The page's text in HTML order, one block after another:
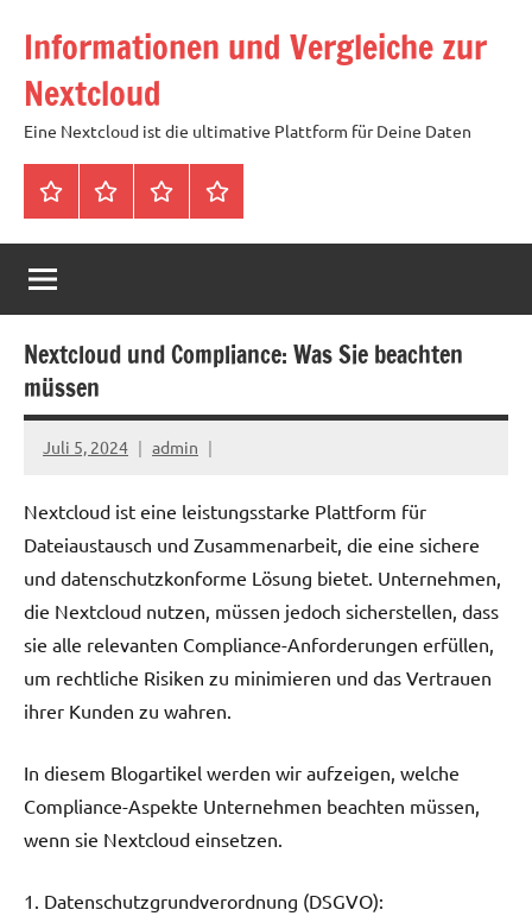
Inhalt
springen
Informationen und Vergleiche zur
Nextcloud
Eine Nextcloud ist die ultimative Plattform für Deine Daten
StartseiteNeuste
Artikel
Cloud
mit
Speicher
Euro
mtl
Tags
Nextcloud und Compliance: Was Sie beachten
müssen
Juli 5, 2024 admin
Nextcloud ist eine leistungsstarke Plattform für
Dateiaustausch und Zusammenarbeit, die eine sichere
und datenschutzkonforme Lösung bietet. Unternehmen,
die Nextcloud nutzen, müssen jedoch sicherstellen, dass
sie alle relevanten Compliance-Anforderungen erfüllen,
um rechtliche Risiken zu minimieren und das Vertrauen
ihrer Kunden zu wahren.
In diesem Blogartikel werden wir aufzeigen, welche
Compliance-Aspekte Unternehmen beachten müssen,
wenn sie Nextcloud einsetzen.
1. Datenschutzgrundverordnung (DSGVO):